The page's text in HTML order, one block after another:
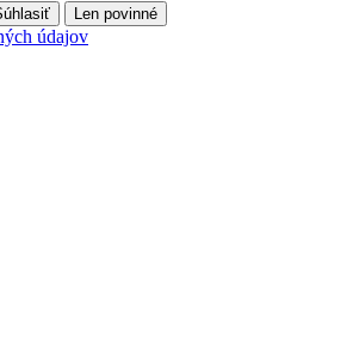
Len povinné
údajov